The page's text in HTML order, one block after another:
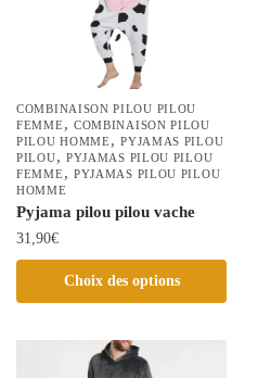
page
du
produit
COMBINAISON PILOU PILOU
FEMME, COMBINAISON PILOU
PILOU HOMME,PYJAMAS PILOU
PILOU, PYJAMAS PILOU PILOU
FEMME, PYJAMAS PILOU PILOU
HOMME
Pyjama pilou pilou vache
31,90€
Choix des options
produit